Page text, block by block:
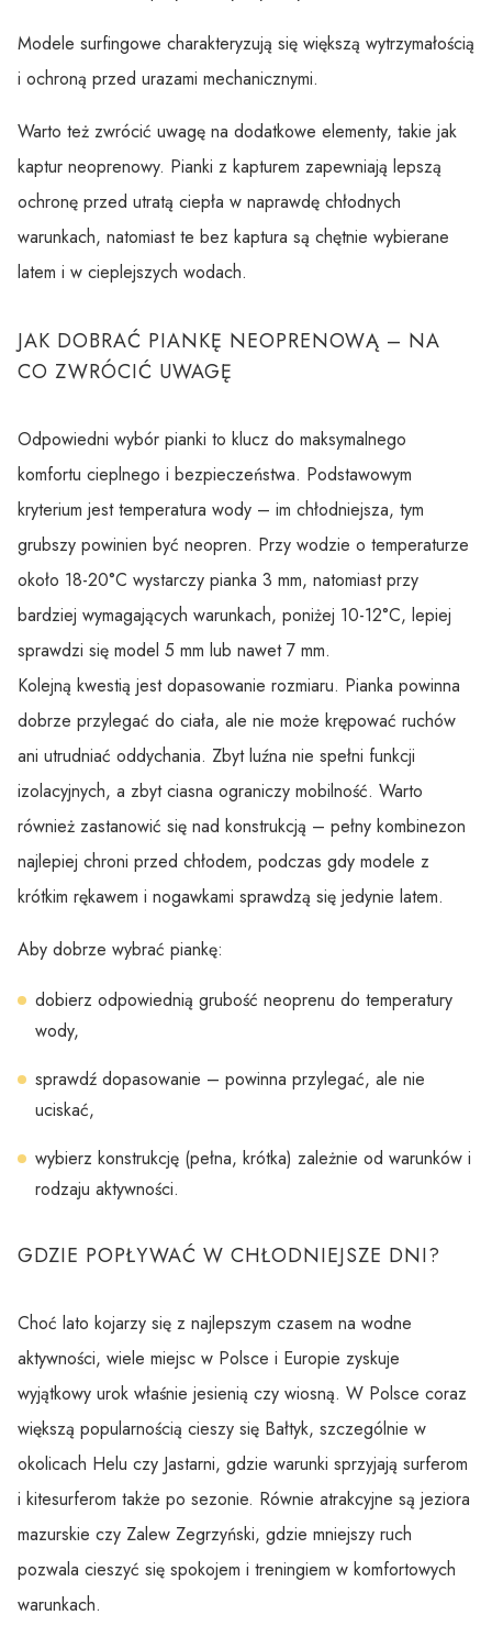
Modele surfingowe charakteryzują się większą wytrzymałością
i ochroną przed urazami mechanicznymi.
Warto też zwrócić uwagę na dodatkowe elementy, takie jak
kaptur neoprenowy. Pianki z kapturem zapewniają lepszą
ochronę przed utratą ciepła w naprawdę chłodnych
warunkach, natomiast te bez kaptura są chętnie wybierane
latem i w cieplejszych wodach.
JAK DOBRAĆ PIANKĘ NEOPRENOWĄ – NA
CO ZWRÓCIĆ UWAGĘ
Odpowiedni wybór pianki to klucz do maksymalnego
komfortu cieplnego i bezpieczeństwa. Podstawowym
kryterium jest temperatura wody – im chłodniejsza, tym
grubszy powinien być neopren. Przy wodzie o temperaturze
około 18-20°C wystarczy pianka 3 mm, natomiast przy
bardziej wymagających warunkach, poniżej 10-12°C, lepiej
sprawdzi się model 5 mm lub nawet 7 mm.
Kolejną kwestią jest dopasowanie rozmiaru. Pianka powinna
dobrze przylegać do ciała, ale nie może krępować ruchów
ani utrudniać oddychania. Zbyt luźna nie spełni funkcji
izolacyjnych, a zbyt ciasna ograniczy mobilność. Warto
również zastanowić się nad konstrukcją – pełny kombinezon
najlepiej chroni przed chłodem, podczas gdy modele z
krótkim rękawem i nogawkami sprawdzą się jedynie latem.
Aby dobrze wybrać piankę:
dobierz odpowiednią grubość neoprenu do temperatury
wody,
sprawdź dopasowanie – powinna przylegać, ale nie
uciskać,
wybierz konstrukcję (pełna, krótka) zależnie od warunków i
rodzaju aktywności.
GDZIE POPŁYWAĆ W CHŁODNIEJSZE DNI?
Choć lato kojarzy się z najlepszym czasem na wodne
aktywności, wiele miejsc w Polsce i Europie zyskuje
wyjątkowy urok właśnie jesienią czy wiosną. W Polsce coraz
większą popularnością cieszy się Bałtyk, szczególnie w
okolicach Helu czy Jastarni, gdzie warunki sprzyjają surferom
i kitesurferom także po sezonie. Równie atrakcyjne są jeziora
mazurskie czy Zalew Zegrzyński, gdzie mniejszy ruch
pozwala cieszyć się spokojem i treningiem w komfortowych
warunkach.